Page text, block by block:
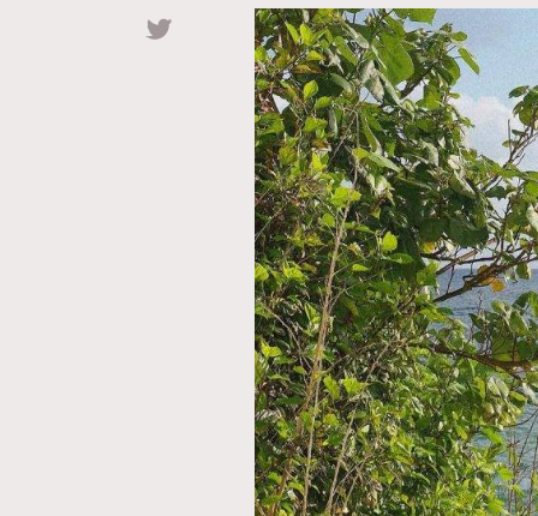
Hommes